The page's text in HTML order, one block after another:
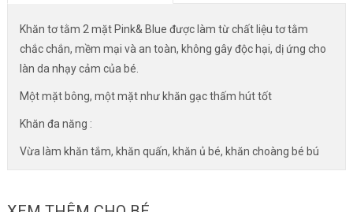
Khăn tơ tằm 2 mặt Pink& Blue được làm từ chất liệu tơ tằm
chắc chắn, mềm mại và an toàn, không gây độc hại, dị ứng cho
làn da nhạy cảm của bé.
Một mặt bông, một mặt như khăn gạc thấm hút tốt
Khăn đa năng :
Vừa làm khăn tắm, khăn quấn, khăn ủ bé, khăn choàng bé bú